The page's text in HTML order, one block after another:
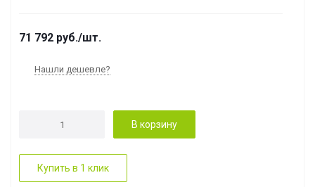
71 792 руб./шт.
Нашли дешевле?
В корзину
Купить в 1 клик